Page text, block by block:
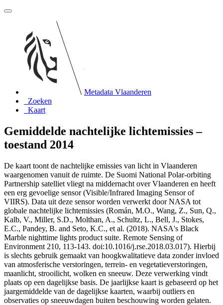
Metadata Vlaanderen
Zoeken
Kaart
Gemiddelde nachtelijke lichtemissies –
toestand 2014
De kaart toont de nachtelijke emissies van licht in Vlaanderen
waargenomen vanuit de ruimte. De Suomi National Polar-orbiting
Partnership satelliet vliegt na middernacht over Vlaanderen en heeft
een erg gevoelige sensor (Visible/Infrared Imaging Sensor of
VIIRS). Data uit deze sensor worden verwerkt door NASA tot
globale nachtelijke lichtemissies (Román, M.O., Wang, Z., Sun, Q.,
Kalb, V., Miller, S.D., Molthan, A., Schultz, L., Bell, J., Stokes,
E.C., Pandey, B. and Seto, K.C., et al. (2018). NASA's Black
Marble nighttime lights product suite. Remote Sensing of
Environment 210, 113-143. doi:10.1016/j.rse.2018.03.017). Hierbij
is slechts gebruik gemaakt van hoogkwalitatieve data zonder invloed
van atmosferische verstoringen, terrein- en vegetatieverstoringen,
maanlicht, strooilicht, wolken en sneeuw. Deze verwerking vindt
plaats op een dagelijkse basis. De jaarlijkse kaart is gebaseerd op het
jaargemiddelde van de dagelijkse kaarten, waarbij outliers en
observaties op sneeuwdagen buiten beschouwing worden gelaten.